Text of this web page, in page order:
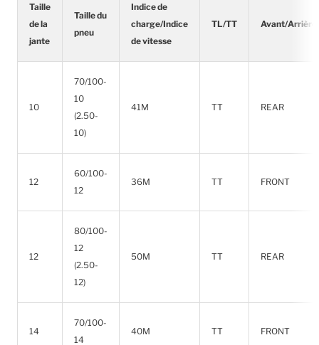
Taille
de la
jante
Taille du
pneu
Indice de
charge/Indice
de vitesse
TL/TT Avant/Arrière
10
70/100-
10
(2.50-
10)
41M TT REAR
12
60/100-
12
36M TT FRONT
12
80/100-
12
(2.50-
12)
50M TT REAR
14
70/100-
14
40M TT FRONT